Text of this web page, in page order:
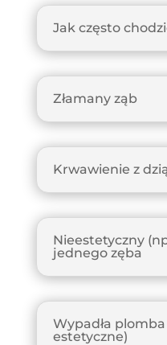
Jak często
Złamany ząb
Krwawienie z
Nieestetyczny
jednego zęba
Wypadła
estetyczne)